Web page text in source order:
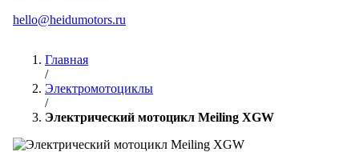
hello@heidumotors.ru
Главная
/
Электромотоциклы
/
Электрический мотоцикл Meiling XGW